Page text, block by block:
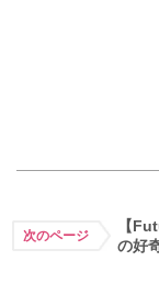
次のページ
【
の好